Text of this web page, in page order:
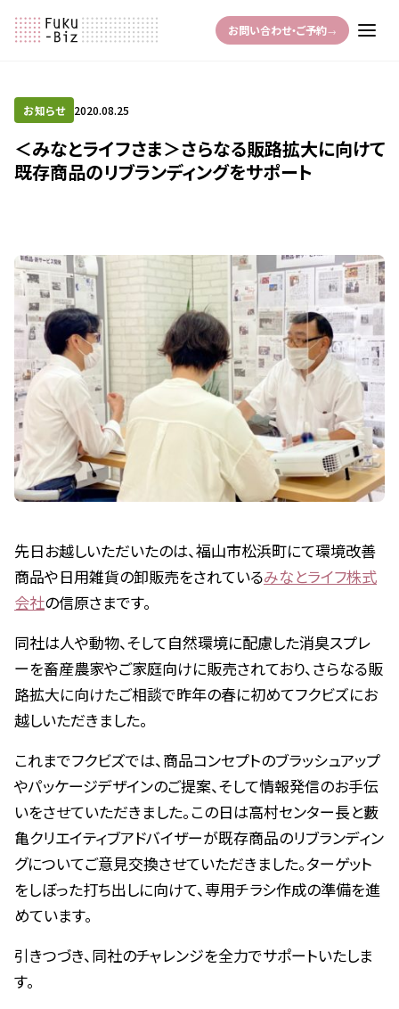
お問い合わせ・ご予約→
お知らせ 2020.08.25
＜みなとライフさま＞さらなる販路拡大に向けて
既存商品のリブランディングをサポート
先日お越しいただいたのは、福山市松浜町にて環境改善
商品や日用雑貨の卸販売をされているみなとライフ株式
会社の信原さまです。
同社は人や動物、そして自然環境に配慮した消臭スプレ
ーを畜産農家やご家庭向けに販売されており、さらなる販
路拡大に向けたご相談で昨年の春に初めてフクビズにお
越しいただきました。
これまでフクビズでは、商品コンセプトのブラッシュアップ
やパッケージデザインのご提案、そして情報発信のお手伝
いをさせていただきました。この日は高村センター長と藪
亀クリエイティブアドバイザーが既存商品のリブランディン
グについてご意見交換させていただきました。ターゲット
をしぼった打ち出しに向けて、専用チラシ作成の準備を進
めています。
引きつづき、同社のチャレンジを全力でサポートいたしま
す。